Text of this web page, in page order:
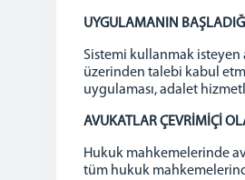
UYGULAMANIN
Sistemi kullanmak isteyen
üzerinden talebi kabul
uygulaması, adalet
AVUKATLAR ÇEVRİMİÇİ
Hukuk mahkemelerinde
tüm hukuk